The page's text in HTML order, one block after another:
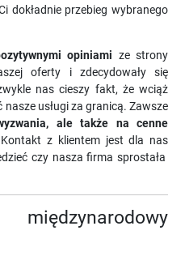
dokładnie przebieg wybranego
opiniami ze strony
oferty i zdecydowały się
nas cieszy fakt, że wciąż
usługi za granicą. Zawsze
ale także na cenne
z klientem jest dla nas
czy nasza firma sprostała